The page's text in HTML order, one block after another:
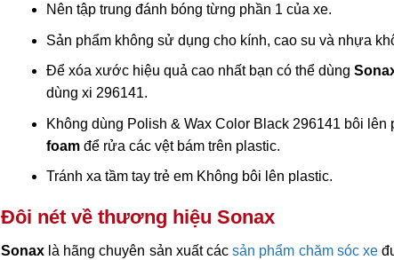
Nên tập trung đánh bóng từng phần 1 của xe.
Sản phẩm không sử dụng cho kính, cao su và nhựa
Để xóa xước hiệu quả cao nhất bạn có thể dùng
dùng xi 296141.
Không dùng Polish & Wax Color Black 296141 bôi lên
foam để rửa các vệt bám trên plastic.
Tránh xa tầm tay trẻ em Không bôi lên plastic.
Đôi nét về thương hiệu Sonax
Sonaxlà hãng chuyên sản xuất cácsản phẩm chăm sóc xe